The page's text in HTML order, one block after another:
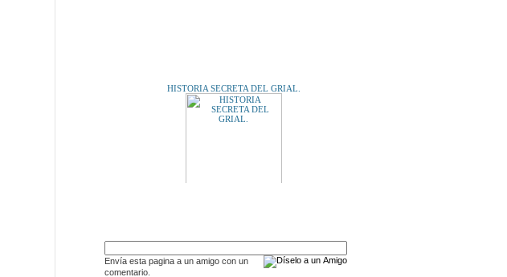
Envía esta pagina a un amigo con un
comentario.